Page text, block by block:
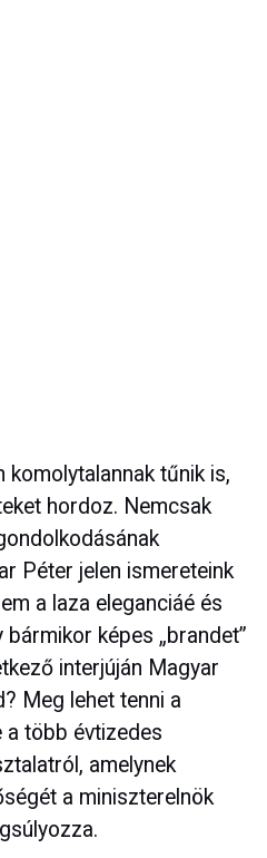
komolytalannak tűnik is,
hordoz. Nemcsak
Péter jelen ismereteink
a laza eleganciáé és
képes „brandet”
interjúján Magyar
Meg lehet tenni a
több évtizedes
amelynek
a miniszterelnök